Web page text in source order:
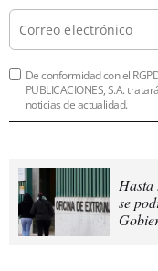
De conformidad con el
PUBLICACIONES, S.A.
noticias de actualidad.
Hasta
se